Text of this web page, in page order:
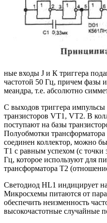
ные входы J и К триггера
частотой 50 Гц, причем фазы
меандра, т.е. абсолютно
С выходов триггера
транзисторов VT1, VT2. В
поступают на базы
Полуобмотки
соединен коллектор, можно
Т1 с равным успехом (с
Гц, которое используют для
трансформатора Т2
Светодиод HL1 индицирует
Микросхемы питаются от
обеспечить неизменность
высокочастотные случайные